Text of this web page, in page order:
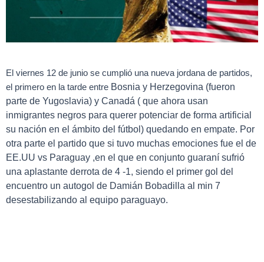
El viernes 12 de junio se cumplió una nueva jordana de partidos,
el primero en la tarde entre Bosnia y Herzegovina (fueron
parte de Yugoslavia) y Canadá ( que ahora usan
inmigrantes negros para querer potenciar de forma artificial
su nación en el ámbito del fútbol) quedando en empate. Por
otra parte el partido que si tuvo muchas emociones fue el de
EE.UU vs Paraguay ,en el que en conjunto guaraní sufrió
una aplastante derrota de 4 -1, siendo el primer gol del
encuentro un autogol de Damián Bobadilla al min 7
desestabilizando al equipo paraguayo.